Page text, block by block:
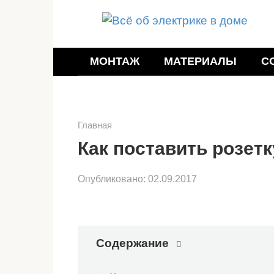
МОНТАЖ МАТЕРИАЛЫ
Главная
Как поставить
Опубликовано: 02.09.2017
Содержание